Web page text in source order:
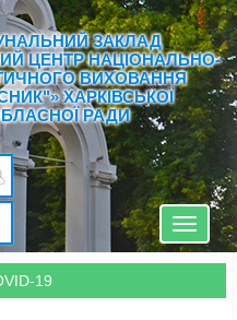
ЗАКЛАД
ЦЕНТР НАЦІОНАЛЬНО-
ВИХОВАННЯ
ХАРКІВСЬКОЇ
РАДИ
Toggle
19